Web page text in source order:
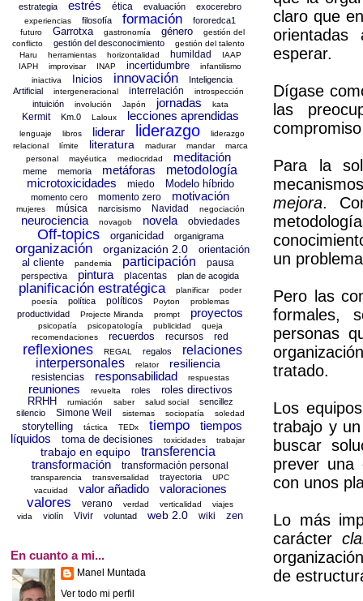
claro que
esperar.
Dígase
las
Para la
mejora.
un
Pero las
formales,
personas
tratado.
Los
trabajo y
buscar
prever una
con unos
Lo más
carácter
de
estrategia estrés ética evaluación exocerebro
experiencias filosofía formación fororedca1
futuro Garrotxa gastronomía género
gestión del
conflicto
gestión del desconocimiento
gestión del talento
Haru
herramientas horizontalidad humildad
IAAP
IAPH
improvisar INAP incertidumbre
infantilismo
iniactiva
Inicios innovación
Inteligencia
Artificial
intergeneracional interrelación introspección
intuición involución Japón jornadas kata
Kermit Km.0 Laloux lecciones aprendidas
lenguaje libros liderar liderazgo
liderazgo
relacional
límite literatura madurar mandar
marca
personal
mayéutica mediocridad meditación
meme memoria metáforas
metodología
microtoxicidades
miedo Modelo híbrido
momento cero momento zero motivación
mujeres música narcisismo Navidad negociación
neurociencia novagob novela obviedades
Off-topics organicidad organigrama
organización organización 2.0
orientación
al cliente
pandemia participación pausa
perspectiva pintura placentas plan de acogida
planificación estratégica planificar
poder
poesía
política políticos Poyton problemas
productividad Projecte Miranda prompt proyectos
psicopatía psicopatología publicidad
queja
recomendaciones
recuerdos recursos red
reflexiones REGAL regalos
relaciones
interpersonales
relator resiliencia
resistencias responsabilidad respuestas
reuniones revuelta roles
roles directivos
RRHH
rumiación saber salud social
sencillez
silencio
Simone Weil sistemas sociopatía soledad
storytelling táctica TEDx tiempo
tiempos
líquidos
toma de decisiones toxicidades trabajar
trabajo en equipo
transferencia
transformación
transformación personal
transparencia transversalidad trayectoria
UPC
vacuidad
valor añadido valoraciones
valores verano verdad verticalidad
viajes
vida
violín Vivir voluntad web 2.0 wiki zen
En cuanto a mi...
Manel Muntada
Ver todo mi perfil